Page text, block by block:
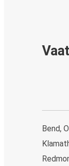
Bend,